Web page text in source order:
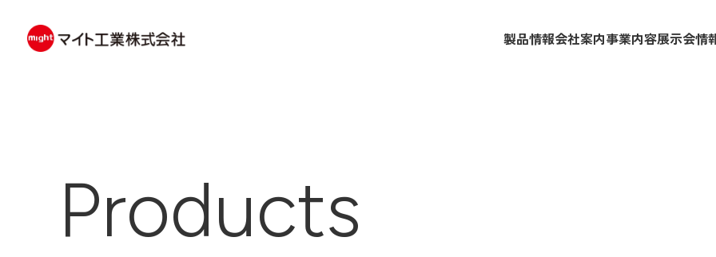
製品情報会社案内事業内容展示会情
Products